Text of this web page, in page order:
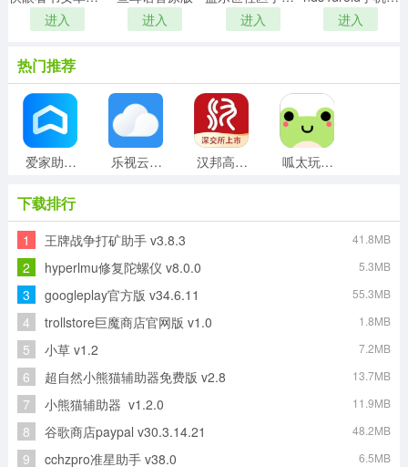
进入
进入
进入
进入
热门推荐
爱家助手免费原版 乐视云盘通用版 汉邦高科彩虹云安卓版 呱太玩手机免费版
搜狗导航安卓版 随记备忘录安卓官方版
搜搜soso慧眼正版 好玩友官方正版
下载排行
1 王牌战争打矿助手 v3.8.3 41.8MB
2 hyperlmu修复陀螺仪 v8.0.0 5.3MB
3 googleplay官方版 v34.6.11 55.3MB
4 trollstore巨魔商店官网版 v1.0 1.8MB
5 小草 v1.2 7.2MB
6 超自然小熊猫辅助器免费版 v2.8 13.7MB
7 小熊猫辅助器 v1.2.0 11.9MB
8 谷歌商店paypal v30.3.14.21 48.2MB
9 cchzpro准星助手 v38.0 6.5MB